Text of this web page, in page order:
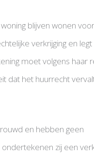
blijven wonen
verkrijging en legt
moet volgens haar
het huurrecht
en hebben geen
zij een